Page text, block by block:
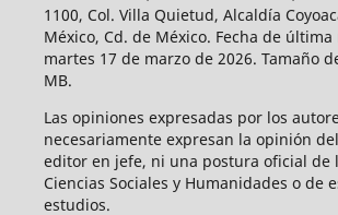
1100, Col. Villa Quietud, Alcaldía
México, Cd. de México. Fecha de
martes 17 de marzo de 2026. Tamaño
MB.
Las opiniones expresadas por los
necesariamente expresan la opinión
editor en jefe, ni una postura oficial de
Ciencias Sociales y Humanidades o de
estudios.